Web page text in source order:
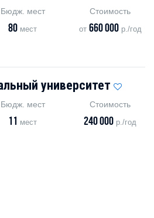
Бюдж. мест
80 мест
Стоимость
от 660 000р./год
университет
Бюдж. мест
11 мест
Стоимость
240 000 р./год